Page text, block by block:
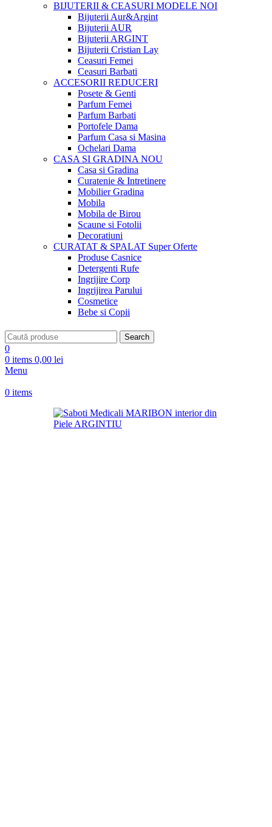
BIJUTERII & CEASURI MODELE NOI
Bijuterii Aur&Argint
Bijuterii AUR
Bijuterii ARGINT
Bijuterii Cristian Lay
Ceasuri Femei
Ceasuri Barbati
ACCESORII REDUCERI
Posete & Genti
Parfum Femei
Parfum Barbati
Portofele Dama
Parfum Casa si Masina
Ochelari Dama
CASA SI GRADINANOU
Casa si Gradina
Curatenie & Intretinere
Mobilier Gradina
Mobila
Mobila de Birou
Scaune si Fotolii
Decoratiuni
CURATAT & SPALAT Super Oferte
Produse Casnice
Detergenti Rufe
Ingrijire Corp
Ingrijirea Parului
Cosmetice
Bebe si Copii
Search
0
0 items 0,00 lei
Menu
0 items